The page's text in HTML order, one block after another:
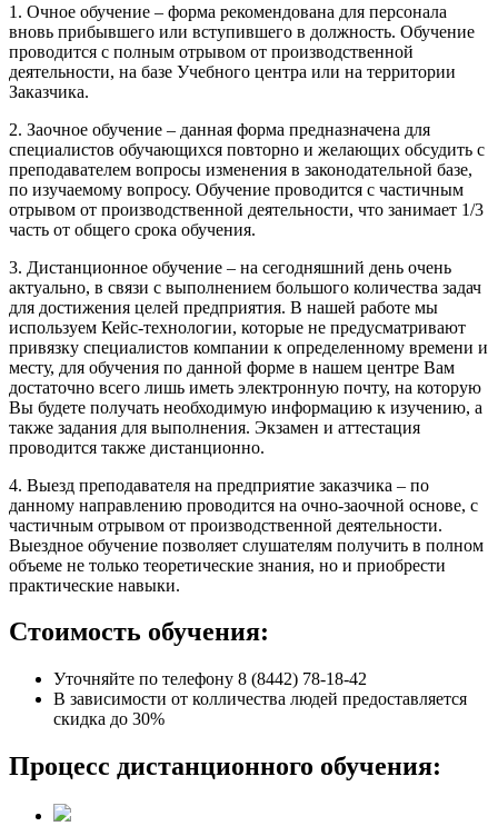
1. Очное обучение – форма рекомендована для персонала
вновь прибывшего или вступившего в должность. Обучение
проводится с полным отрывом от производственной
деятельности, на базе Учебного центра или на территории
Заказчика.
2. Заочное обучение – данная форма предназначена для
специалистов обучающихся повторно и желающих обсудить с
преподавателем вопросы изменения в законодательной базе,
по изучаемому вопросу. Обучение проводится с частичным
отрывом от производственной деятельности, что занимает 1/3
часть от общего срока обучения.
3. Дистанционное обучение – на сегодняшний день очень
актуально, в связи с выполнением большого количества задач
для достижения целей предприятия. В нашей работе мы
используем Кейс-технологии, которые не предусматривают
привязку специалистов компании к определенному времени и
месту, для обучения по данной форме в нашем центре Вам
достаточно всего лишь иметь электронную почту, на которую
Вы будете получать необходимую информацию к изучению, а
также задания для выполнения. Экзамен и аттестация
проводится также дистанционно.
4. Выезд преподавателя на предприятие заказчика – по
данному направлению проводится на очно-заочной основе, с
частичным отрывом от производственной деятельности.
Выездное обучение позволяет слушателям получить в полном
объеме не только теоретические знания, но и приобрести
практические навыки.
Стоимость обучения:
Уточняйте по телефону 8 (8442) 78-18-42
В зависимости от колличества людей предоставляется
скидка до 30%
Процесс дистанционного обучения: